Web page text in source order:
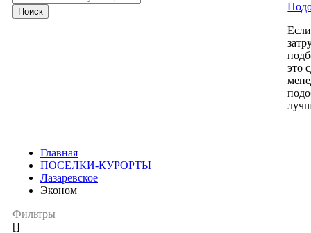
это
Главная
ПОСЕЛКИ-КУРОРТЫ
Лазаревское
Эконом
Фильтры
[]